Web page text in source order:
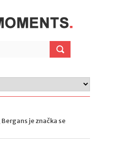
je značka se